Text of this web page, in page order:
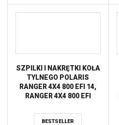
SZPILKI I NAKRĘTKI KOŁA
TYLNEGO POLARIS
RANGER 4X4 800 EFI 14,
RANGER 4X4 800 EFI
BALLS
BESTSELLER